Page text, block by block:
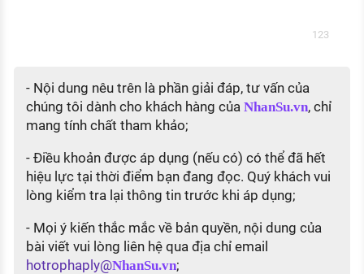
123
- Nội dung nêu trên là phần giải đáp, tư vấn của
chúng tôi dành cho khách hàng của NhanSu.vn, chỉ
mang tính chất tham khảo;
- Điều khoản được áp dụng (nếu có) có thể đã hết
hiệu lực tại thời điểm bạn đang đọc. Quý khách vui
lòng kiểm tra lại thông tin trước khi áp dụng;
- Mọi ý kiến thắc mắc về bản quyền, nội dung của
bài viết vui lòng liên hệ qua địa chỉ email
hotrophaply@NhanSu.vn;